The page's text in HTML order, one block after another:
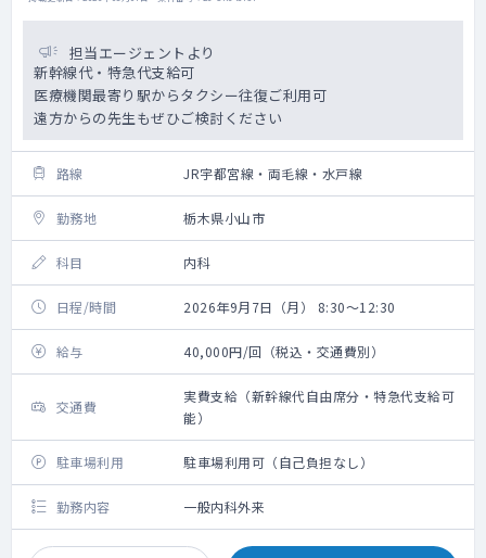
担当エージェントより
新幹線代・特急代支給可
医療機関最寄り駅からタクシー往復ご利用可
遠方からの先生もぜひご検討ください
路線 JR宇都宮線・両毛線・水戸線
勤務地 栃木県小山市
科目 内科
日程/時間 2026年9月7日（月） 8:30～12:30
給与 40,000円/回（税込・交通費別）
交通費
実費支給（新幹線代自由席分・特急代支給可
能）
駐車場利用 駐車場利用可（自己負担なし）
勤務内容 一般内科外来